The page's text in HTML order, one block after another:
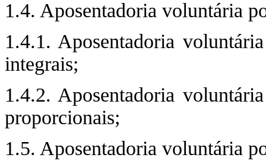
1.4. Aposentadoria voluntária
1.4.1. Aposentadoria
integrais;
1.4.2. Aposentadoria
proporcionais;
1.5. Aposentadoria voluntária